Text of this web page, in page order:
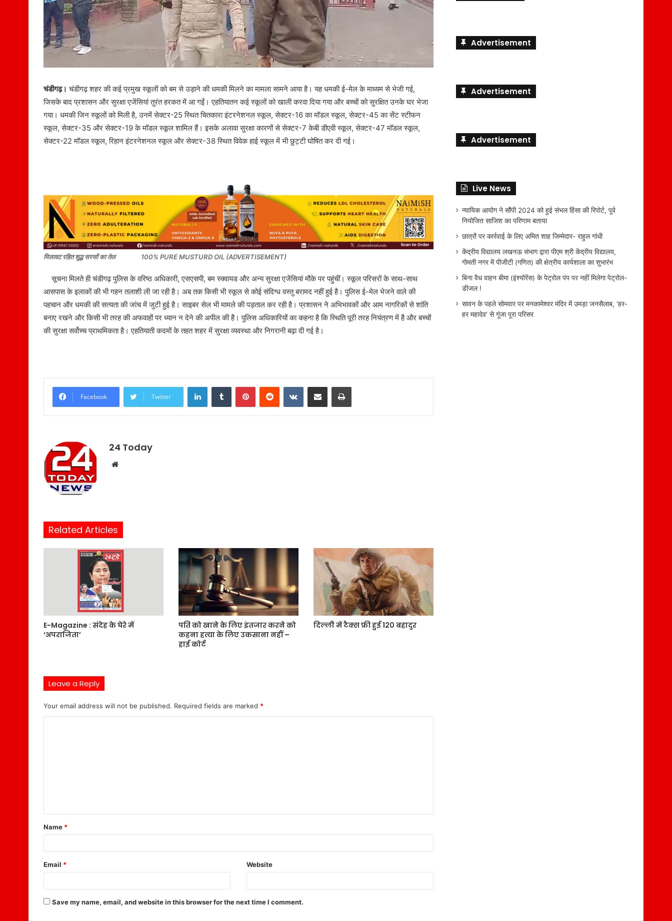
चंडीगढ़। चंडीगढ़ शहर की कई प्रमुख स्कूलों को बम से उड़ाने की धमकी मिलने का मामला सामने आया है। यह धमकी ई-मेल के माध्यम से भेजी गई,
जिसके बाद प्रशासन और सुरक्षा एजेंसियां तुरंत हरकत में आ गईं। एहतियातन कई स्कूलों को खाली करवा दिया गया और बच्चों को सुरक्षित उनके घर भेजा
गया। धमकी जिन स्कूलों को मिली है, उनमें सेक्टर-25 स्थित चितकारा इंटरनेशनल स्कूल, सेक्टर-16 का मॉडल स्कूल, सेक्टर-45 का सेंट स्टीफन
स्कूल, सेक्टर-35 और सेक्टर-19 के मॉडल स्कूल शामिल हैं। इसके अलावा सुरक्षा कारणों से सेक्टर-7 केबी डीएवी स्कूल, सेक्टर-47 मॉडल स्कूल,
सेक्टर-22 मॉडल स्कूल, रिहान इंटरनेशनल स्कूल और सेक्टर-38 स्थित विवेक हाई स्कूल में भी छुट्टी घोषित कर दी गई।
मिलावट रहित शुद्ध सरसों का तेल 100% PURE MUSTURD OIL (ADVERTISEMENT)
सूचना मिलते ही चंडीगढ़ पुलिस के वरिष्ठ अधिकारी, एसएसपी, बम स्क्वायड और अन्य सुरक्षा एजेंसियां मौके पर पहुंचीं। स्कूल परिसरों के साथ-साथ
आसपास के इलाकों की भी गहन तलाशी ली जा रही है। अब तक किसी भी स्कूल से कोई संदिग्ध वस्तु बरामद नहीं हुई है। पुलिस ई-मेल भेजने वाले की
पहचान और धमकी की सत्यता की जांच में जुटी हुई है। साइबर सेल भी मामले की पड़ताल कर रही है। प्रशासन ने अभिभावकों और आम नागरिकों से शांति
बनाए रखने और किसी भी तरह की अफवाहों पर ध्यान न देने की अपील की है। पुलिस अधिकारियों का कहना है कि स्थिति पूरी तरह नियंत्रण में है और बच्चों
की सुरक्षा सर्वोच्च प्राथमिकता है। एहतियाती कदमों के तहत शहर में सुरक्षा व्यवस्था और निगरानी बढ़ा दी गई है।
Facebook Twitter
24 Today
t
e
Related Articles
E-Magazine : संदेह के घेरे में
‘अपराजिता’
पति को खाने के लिए इंतजार करने को
कहना हत्या के लिए उकसाना नहीं –
हाई कोर्ट
दिल्ली में टैक्स फ्री हुई 120 बहादुर
Leave a Reply
Your email address will not be published. Required fields are marked *
t
*
Name *
Email * Website
Save my name, email, and website in this browser for the next time I comment.
Advertisement
Advertisement
Advertisement
Live News
न्यायिक आयोग ने सौंपी 2024 को हुई संभल हिंसा की रिपोर्ट, पूर्व
नियोजित साजिश का परिणाम बताया
छात्रों पर कार्रवाई के लिए अमित शाह जिम्मेदार- राहुल गांधी
केंद्रीय विद्यालय लखनऊ संभाग द्वारा पीएम श्री केंद्रीय विद्यालय,
गोमती नगर में पीजीटी (गणित) की क्षेत्रीय कार्यशाला का शुभारंभ
बिना वैध वाहन बीमा (इंश्योरेंस) के पेट्रोल पंप पर नहीं मिलेगा पेट्रोल-
डीजल !
सावन के पहले सोमवार पर मनकामेश्वर मंदिर में उमड़ा जनसैलाब, ‘हर-
हर महादेव’ से गूंजा पूरा परिसर